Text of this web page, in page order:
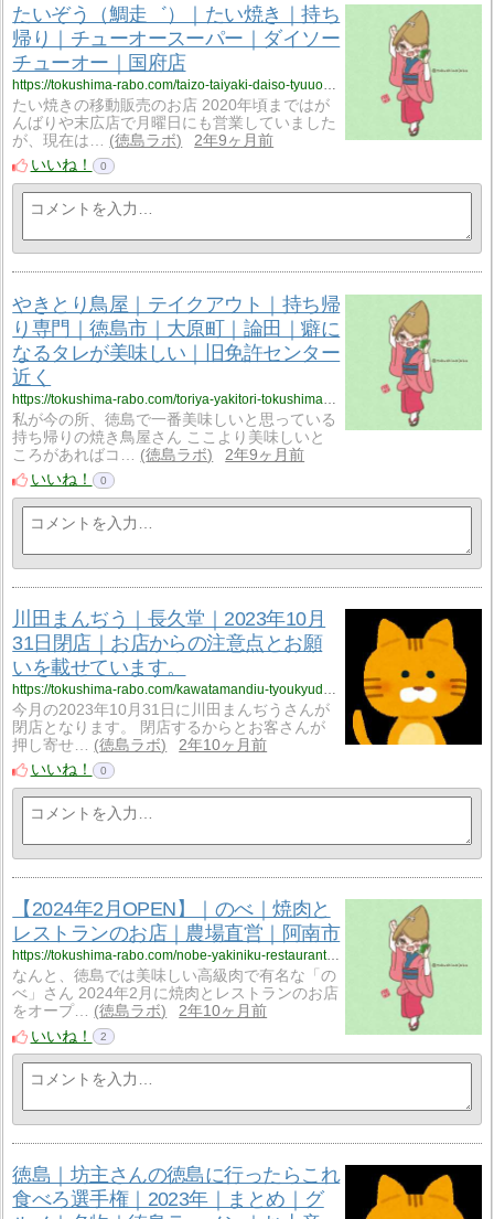
たいぞう（鯛走゛）｜たい焼き｜持ち
帰り｜チューオースーパー｜ダイソー
チューオー｜国府店
https://tokushima-rabo.com/taizo-taiyaki-daiso-tyuuou-motikaeri-kokuhu/?utm_source=rss&utm_medium=rss&utm_campaign=taizo-taiyaki-daiso-tyuuou-motikaeri-kokuhu
たい焼きの移動販売のお店 2020年頃まではが
んばりや末広店で月曜日にも営業していました
が、現在は…
徳島ラボ
2年9ヶ月前
いいね！
0
やきとり鳥屋｜テイクアウト｜持ち帰
り専門｜徳島市｜大原町｜論田｜癖に
なるタレが美味しい｜旧免許センター
近く
https://tokushima-rabo.com/toriya-yakitori-tokushimasi-oobaratyou-motikaeri/?utm_source=rss&utm_medium=rss&utm_campaign=toriya-yakitori-tokushimasi-oobaratyou-motikaeri
私が今の所、徳島で一番美味しいと思っている
持ち帰りの焼き鳥屋さん ここより美味しいと
ころがあればコ…
徳島ラボ
2年9ヶ月前
いいね！
0
川田まんぢう｜長久堂｜2023年10月
31日閉店｜お店からの注意点とお願
いを載せています。
https://tokushima-rabo.com/kawatamandiu-tyoukyudo-heiden-kounyu/?utm_source=rss&utm_medium=rss&utm_campaign=kawatamandiu-tyoukyudo-heiden-kounyu
今月の2023年10月31日に川田まんぢうさんが
閉店となります。 閉店するからとお客さんが
押し寄せ…
徳島ラボ
2年10ヶ月前
いいね！
0
【2024年2月OPEN】｜のべ｜焼肉と
レストランのお店｜農場直営｜阿南市
https://tokushima-rabo.com/nobe-yakiniku-restaurant-anancity/?utm_source=rss&utm_medium=rss&utm_campaign=nobe-yakiniku-restaurant-anancity
なんと、徳島では美味しい高級肉で有名な「の
べ」さん 2024年2月に焼肉とレストランのお店
をオープ…
徳島ラボ
2年10ヶ月前
いいね！
2
徳島｜坊主さんの徳島に行ったらこれ
食べろ選手権｜2023年｜まとめ｜グ